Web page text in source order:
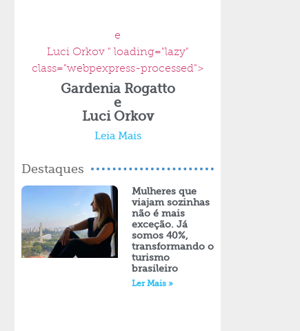
e
Luci Orkov " loading="lazy"
class="webpexpress-processed">
Gardenia Rogatto
e
Luci Orkov
Leia Mais
Destaques
Mulheres que
viajam sozinhas
não é mais
exceção. Já
somos 40%,
transformando o
turismo
brasileiro
Ler Mais »